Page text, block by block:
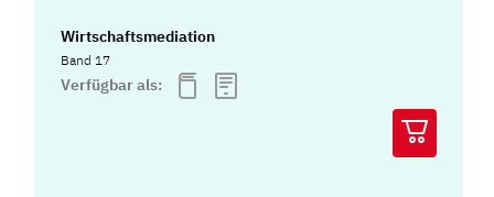
Wirtschaftsmediation
Band 17
Verfügbar als: